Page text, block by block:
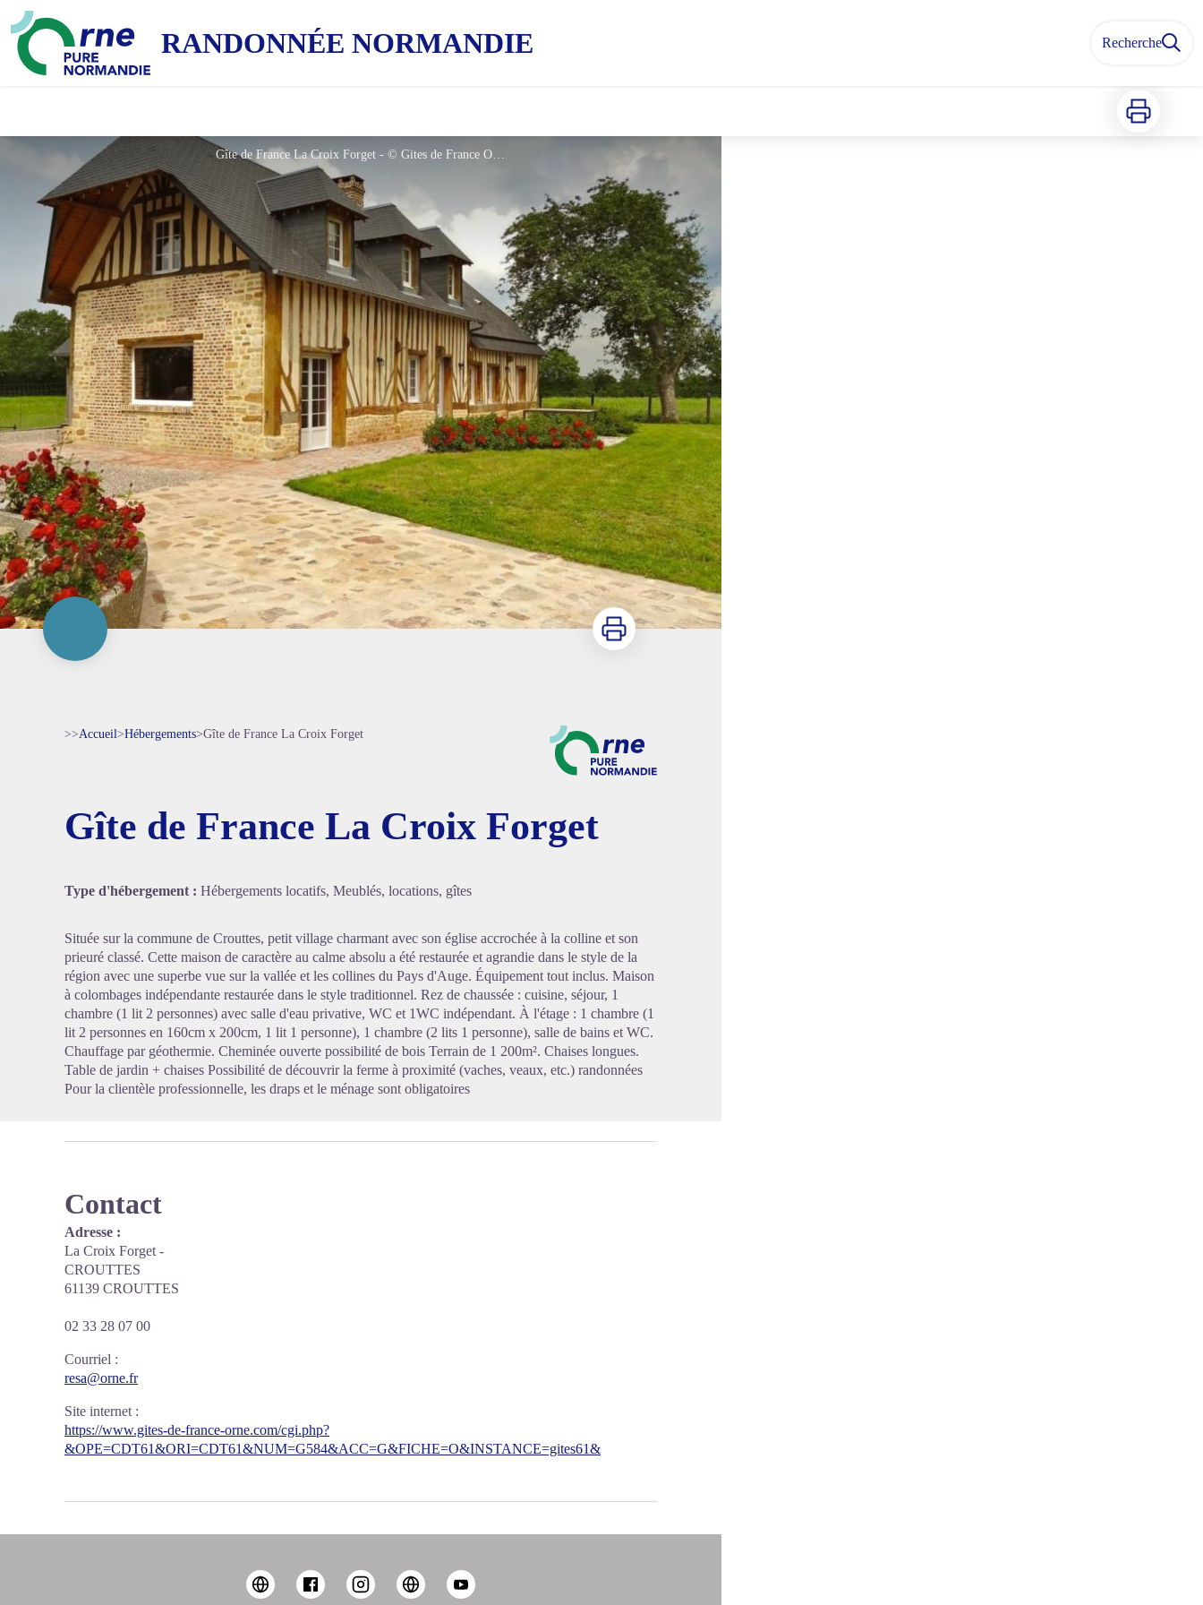
RANDONNÉE NORMANDIE Recherche
Imprimer
Gîte de France La Croix Forget - © Gites de France Orne
Voir l'image en plein écran
Imprimer
>>Accueil>Hébergements>Gîte de France La Croix Forget
Gîte de France La Croix Forget
Type d'hébergement : Hébergements locatifs, Meublés, locations, gîtes
Située sur la commune de Crouttes, petit village charmant avec son église accrochée à la colline et son
prieuré classé. Cette maison de caractère au calme absolu a été restaurée et agrandie dans le style de la
région avec une superbe vue sur la vallée et les collines du Pays d'Auge. Équipement tout inclus. Maison
à colombages indépendante restaurée dans le style traditionnel. Rez de chaussée : cuisine, séjour, 1
chambre (1 lit 2 personnes) avec salle d'eau privative, WC et 1WC indépendant. À l'étage : 1 chambre (1
lit 2 personnes en 160cm x 200cm, 1 lit 1 personne), 1 chambre (2 lits 1 personne), salle de bains et WC.
Chauffage par géothermie. Cheminée ouverte possibilité de bois Terrain de 1 200m². Chaises longues.
Table de jardin + chaises Possibilité de découvrir la ferme à proximité (vaches, veaux, etc.) randonnées
Pour la clientèle professionnelle, les draps et le ménage sont obligatoires
Contact
Adresse :
La Croix Forget -
CROUTTES
61139 CROUTTES
02 33 28 07 00
Courriel :
resa@orne.fr
Site internet :
https://www.gites-de-france-orne.com/cgi.php?
&OPE=CDT61&ORI=CDT61&NUM=G584&ACC=G&FICHE=O&INSTANCE=gites61&